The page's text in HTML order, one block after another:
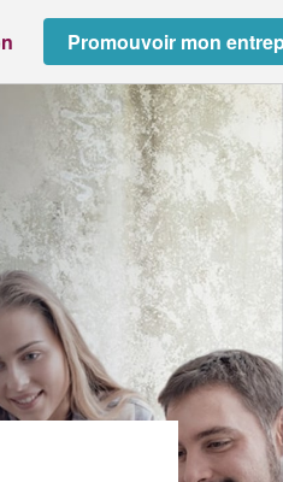
Promouvoir mon